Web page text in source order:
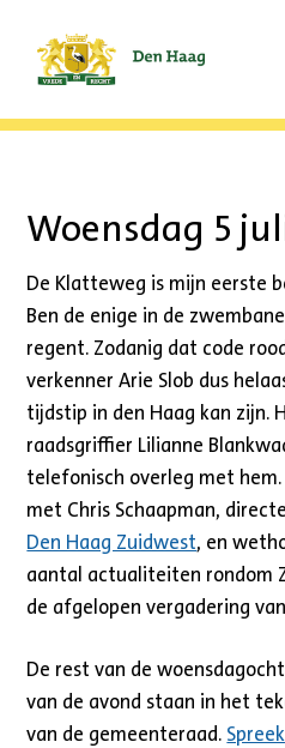
Ga
de
Woensdag 5
De Klatteweg is mijn eerste
Ben de enige in de
regent. Zodanig dat code
verkenner Arie Slob dus
tijdstip in den Haag kan zijn.
raadsgriffier Lilianne
telefonisch overleg met
met Chris Schaapman,
Den Haag Zuidwest, en
aantal actualiteiten rondom
de afgelopen vergadering
De rest van de
van de avond staan in het
van de gemeenteraad. Spreek